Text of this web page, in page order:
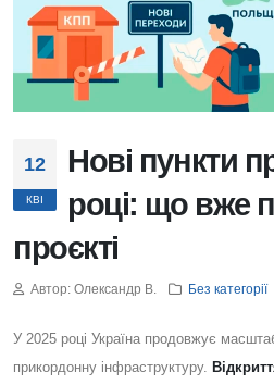
12
КВІ
Нові пункти
році: що вже
проєкті
Автор: Олександр В. Без категорії
У 2025 році Україна продовжує
прикордонну інфраструктуру.